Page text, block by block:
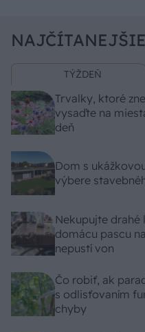
NAJČÍTANEJŠIE
TÝŽDEŇ
Trvalky, ktoré
vysaďte na
deň
Dom s
výbere
Nekupujte drahé
domácu pascu
nepustí von
Čo robiť, ak
s odlisťovaním
chyby